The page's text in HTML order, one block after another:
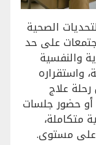
الصحية
على حد
والنفسية
واستقراره
علاج
أو حضور جلسات
متكاملة،
أعلى مستوى.